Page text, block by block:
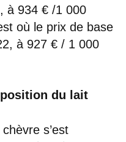
à 934 € /1 000
où le prix de base
à 927 € / 1 000
du lait
s’est